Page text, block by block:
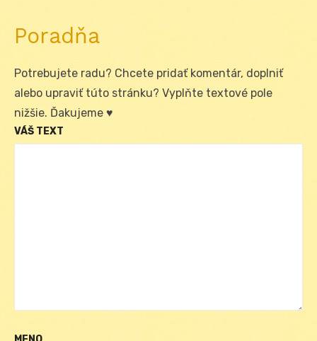
Poradňa
Potrebujete radu? Chcete pridať komentár, doplniť
alebo upraviť túto stránku? Vyplňte textové pole
nižšie. Ďakujeme ♥
VÁŠ TEXT